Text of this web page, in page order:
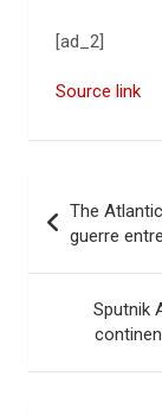
[ad_2]
Source link
v
a
The
guerre
Sputnik